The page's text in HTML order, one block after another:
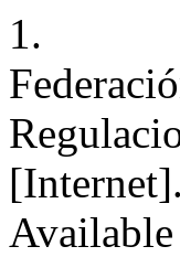
1.